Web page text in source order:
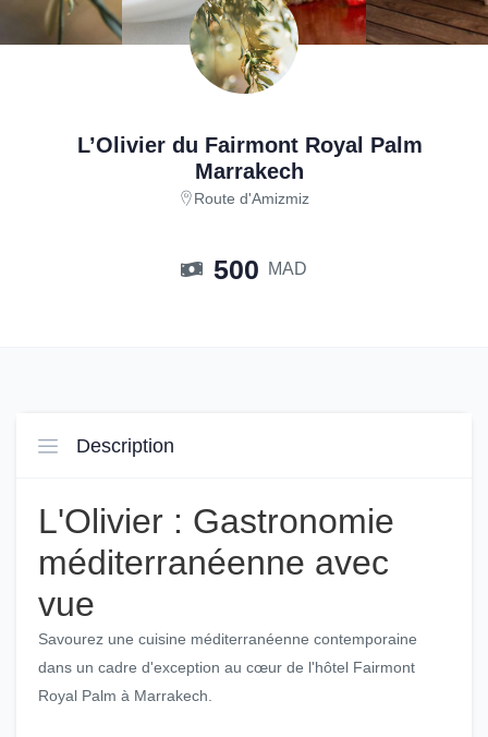
L’Olivier du Fairmont Royal Palm
Marrakech
Route d'Amizmiz
500 MAD
Description
L'Olivier : Gastronomie
méditerranéenne avec
vue
Savourez une cuisine méditerranéenne contemporaine
dans un cadre d'exception au cœur de l'hôtel Fairmont
Royal Palm à Marrakech.